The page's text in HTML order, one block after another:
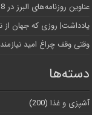
عناوین روزنامه‌های البرز در ‌18 آذرماه/صدرنشینی در ارائه خدمات زایمان بی‌درد
یادداشت| روزی که جهان از
وقتی وقف چراغ امید
دسته‌ها
آشپزی و غذا (200)